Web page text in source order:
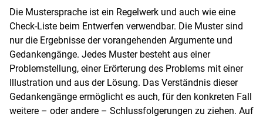
Die Mustersprache ist ein Regelwerk und auch wie eine
Check-Liste beim Entwerfen verwendbar. Die Muster sind
nur die Ergebnisse der vorangehenden Argumente und
Gedankengänge. Jedes Muster besteht aus einer
Problemstellung, einer Erörterung des Problems mit einer
Illustration und aus der Lösung. Das Verständnis dieser
Gedankengänge ermöglicht es auch, für den konkreten Fall
weitere – oder andere – Schlussfolgerungen zu ziehen. Auf